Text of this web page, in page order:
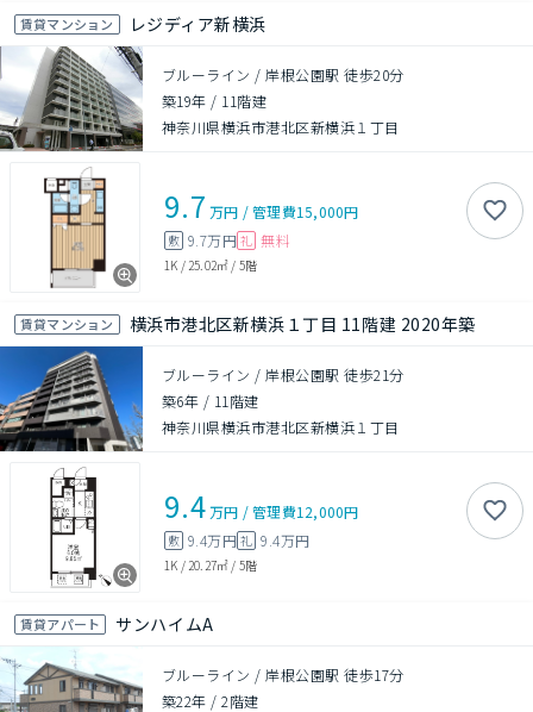
賃貸マンション レジディア新横浜
ブルーライン / 岸根公園駅 徒歩20分
築19年 / 11階建
神奈川県横浜市港北区新横浜１丁目
9.7 万円 /管理費15,000円
敷 9.7万円 礼 無料
1K / 25.02㎡ / 5階
賃貸マンション 横浜市港北区新横浜１丁目 11階建 2020年築
ブルーライン / 岸根公園駅 徒歩21分
築6年 / 11階建
神奈川県横浜市港北区新横浜１丁目
9.4万円 /管理費12,000円
敷 9.4万円礼 9.4万円
1K / 20.27㎡ / 5階
賃貸アパート サンハイムA
ブルーライン / 岸根公園駅 徒歩17分
築22年 /2階建